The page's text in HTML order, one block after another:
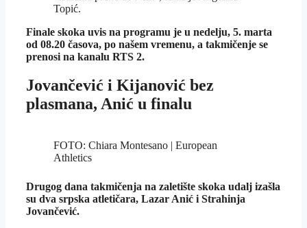
Topić.
Finale skoka uvis na programu je u nedelju, 5. marta
od 08.20 časova, po našem vremenu, a takmičenje se
prenosi na kanalu RTS 2.
Jovančević i Kijanović bez
plasmana, Anić u finalu
FOTO: Chiara Montesano | European
Athletics
Drugog dana takmičenja na zaletište skoka udalj izašla
su dva srpska atletičara, Lazar Anić i Strahinja
Jovančević.